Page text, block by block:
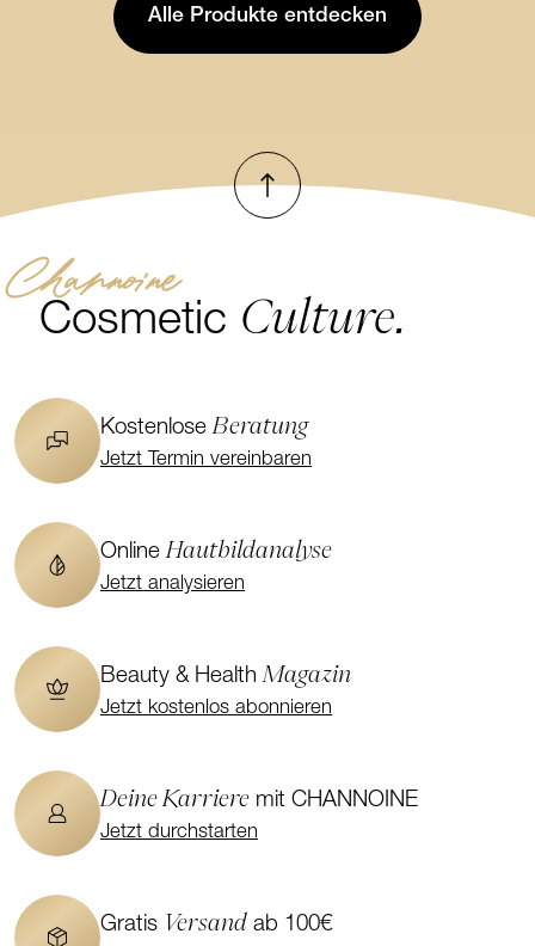
Alle Produkte entdecken
Nach oben
Channoine
Cosmetic Culture.
KostenloseBeratung
Jetzt Termin vereinbaren
OnlineHautbildanalyse
Jetzt analysieren
Beauty & HealthMagazin
Jetzt kostenlos abonnieren
Deine Karriere mit CHANNOINE
Jetzt durchstarten
Gratis Versand ab 100€